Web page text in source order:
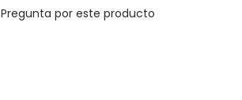
Pregunta por este producto